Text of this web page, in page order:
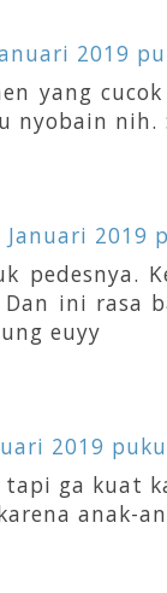
2019
yang
nyobain nih.
Januari 2019
pedesnya.
ini rasa
euyy
2019
tapi ga kuat
anak-